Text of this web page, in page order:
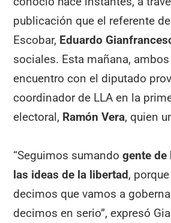
publicación que el referente
Escobar, Eduardo
sociales. Esta mañana,
encuentro con el diputado
coordinador de LLA en la
electoral, Ramón Vera, quien
“Seguimos sumandogente de
las ideas de la libertad,
decimos que vamos a
decimos en serio”, expresó